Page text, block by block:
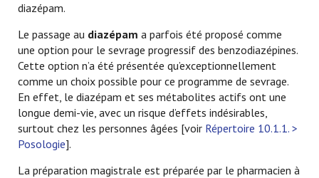
diazépam.
Le passage au diazépam a parfois été proposé comme
une option pour le sevrage progressif des benzodiazépines.
Cette option n’a été présentée qu’exceptionnellement
comme un choix possible pour ce programme de sevrage.
En effet, le diazépam et ses métabolites actifs ont une
longue demi-vie, avec un risque d’effets indésirables,
surtout chez les personnes âgées [voir Répertoire 10.1.1. >
Posologie].
La préparation magistrale est préparée par le pharmacien à